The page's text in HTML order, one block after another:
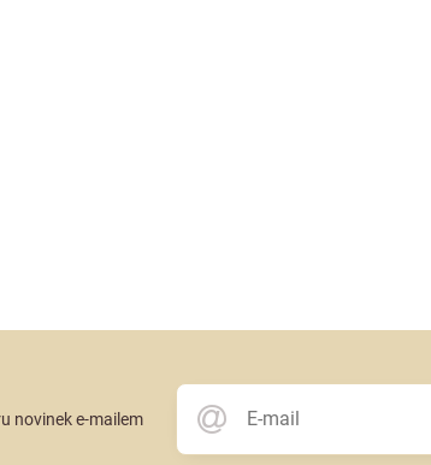
novinek e-mailem